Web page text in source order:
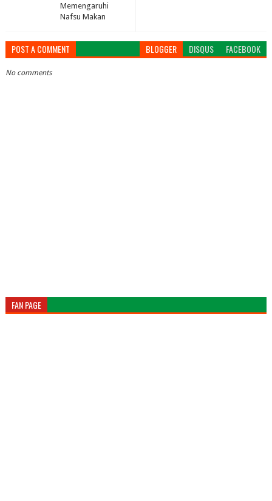
Memengaruhi
Nafsu Makan
POST A COMMENT BLOGGER DISQUS FACEBOOK
No comments
FAN PAGE